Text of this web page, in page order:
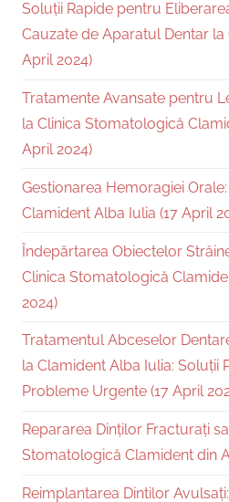
Soluții Rapide pentru
Cauzate de Aparatul Dentar la
April 2024)
Tratamente Avansate pentru
la Clinica Stomatologică
April 2024)
Gestionarea Hemoragiei
Clamident Alba Iulia (17 April
Îndepărtarea Obiectelor
Clinica Stomatologică
2024)
Tratamentul Abceselor
la Clamident Alba Iulia: Soluții
Probleme Urgente (17 April
Repararea Dinților Fracturați
Stomatologică Clamident din
Reimplantarea Dintilor